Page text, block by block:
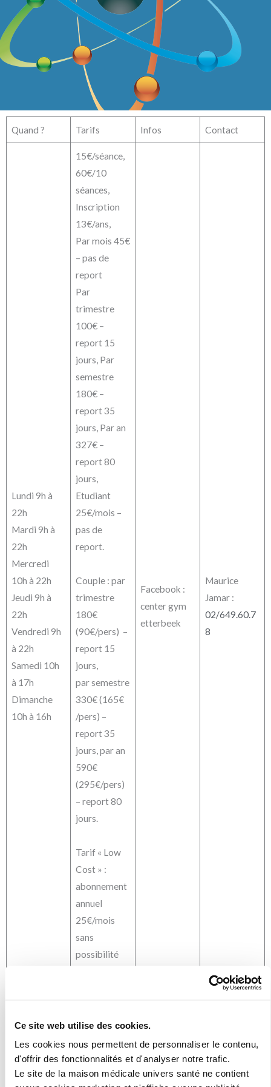
Ce site web utilise des cookies.
Les cookies nous permettent de personnaliser le contenu,
d'offrir des fonctionnalités et d'analyser notre trafic.
Le site de la maison médicale univers santé ne contient
Quand ? Tarifs Infos Contact
Lundi 9h à
22h
Mardi 9h à
22h
Mercredi
10h à 22h
Jeudi 9h à
22h
Vendredi 9h
à 22h
Samedi 10h
à 17h
Dimanche
10h à 16h
15€/séance,
60€/10
séances,
Inscription
13€/ans,
Par mois 45€
– pas de
report
Par
trimestre
100€ –
report 15
jours, Par
semestre
180€ –
report 35
jours, Par an
327€ –
report 80
jours,
Etudiant
25€/mois –
pas de
report.
Couple : par
trimestre
180€
(90€/pers) –
report 15
jours,
par semestre
330€ (165€
/pers) –
report 35
jours, par an
590€
(295€/pers)
– report 80
jours.
Tarif « Low
Cost » :
abonnement
annuel
25€/mois
sans
possibilité
n et
assurance :
13€/mois
Facebook :
center gym
etterbeek
Maurice
Jamar :
02/649.60.7
8